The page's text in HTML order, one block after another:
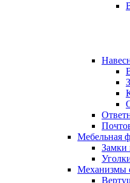
Мебельная
Замки
Механизмы